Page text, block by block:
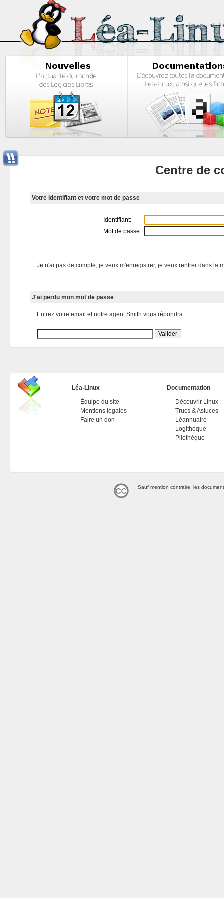
Centre de
Votre identifiant et votre mot de passe
Identifiant:
Mot de passe:
Je n'ai pas de compte, je veux m'enregistrer, je veux rentrer dans la
J'ai perdu mon mot de passe
Entrez votre email et notre agent Smith vous répondra
Léa-Linux
Équipe du site
Mentions légales
Faire un don
Documentation
Découvrir Linux
Trucs & Astuces
Léannuaire
Logithèque
Pilothèque
Sauf mention contraire, les